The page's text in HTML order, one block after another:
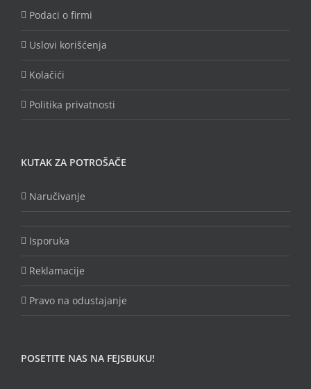
Podaci o firmi
Uslovi korišćenja
Kolačići
Politika privatnosti
KUTAK ZA POTROŠAČE
Naručivanje
Isporuka
Reklamacije
Pravo na odustajanje
POSETITE NAS NA FEJSBUKU!